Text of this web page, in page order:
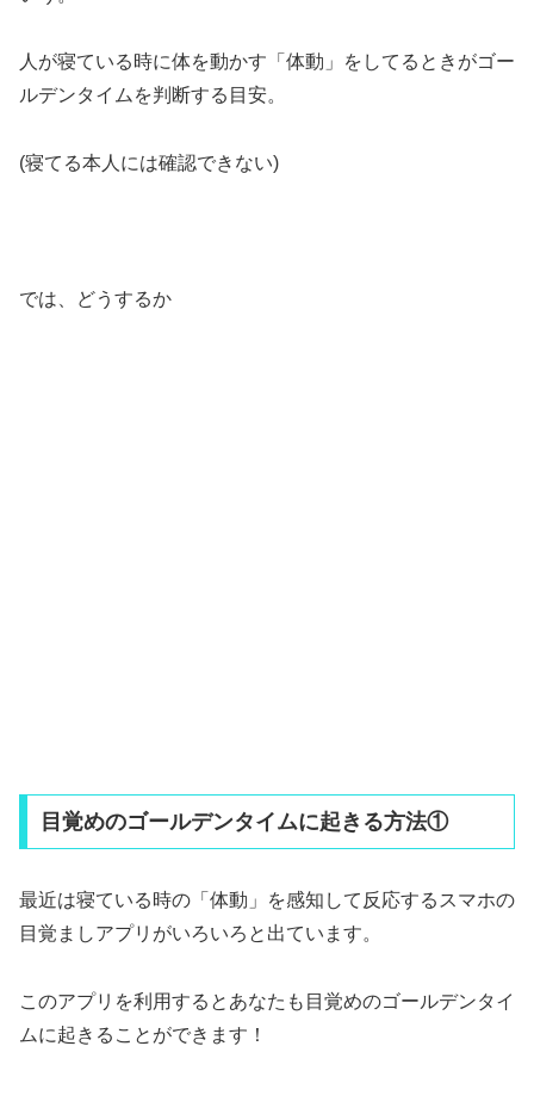
人が寝ている時に体を動かす「体動」をしてるときがゴー
ルデンタイムを判断する目安。
(寝てる本人には確認できない)
では、どうするか
目覚めのゴールデンタイムに起きる方法①
最近は寝ている時の「体動」を感知して反応するスマホの
目覚ましアプリがいろいろと出ています。
このアプリを利用するとあなたも目覚めのゴールデンタイ
ムに起きることができます！